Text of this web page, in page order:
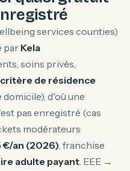
services counties)
par Kela
soins privés,
critère de résidence
d'où une
pas enregistré (cas
modérateurs
€/an (2026), franchise
adulte payant. EEE →